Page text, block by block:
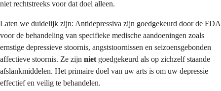
niet rechtstreeks voor dat doel alleen.
Laten we duidelijk zijn: Antidepressiva zijn goedgekeurd door de FDA
voor de behandeling van specifieke medische aandoeningen zoals
ernstige depressieve stoornis, angststoornissen en seizoensgebonden
affectieve stoornis. Ze zijn niet goedgekeurd als op zichzelf staande
afslankmiddelen. Het primaire doel van uw arts is om uw depressie
effectief en veilig te behandelen.